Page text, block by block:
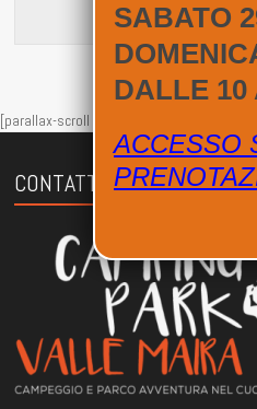
[parallax-scroll id="210"]
CONTATTI
SABATO
DALLE 10
ACCESSO